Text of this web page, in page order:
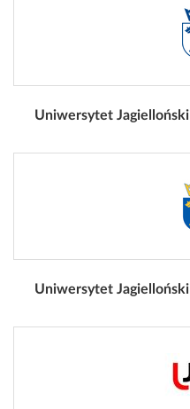
Uniwersytet Jagielloński
Uniwersytet Jagielloński